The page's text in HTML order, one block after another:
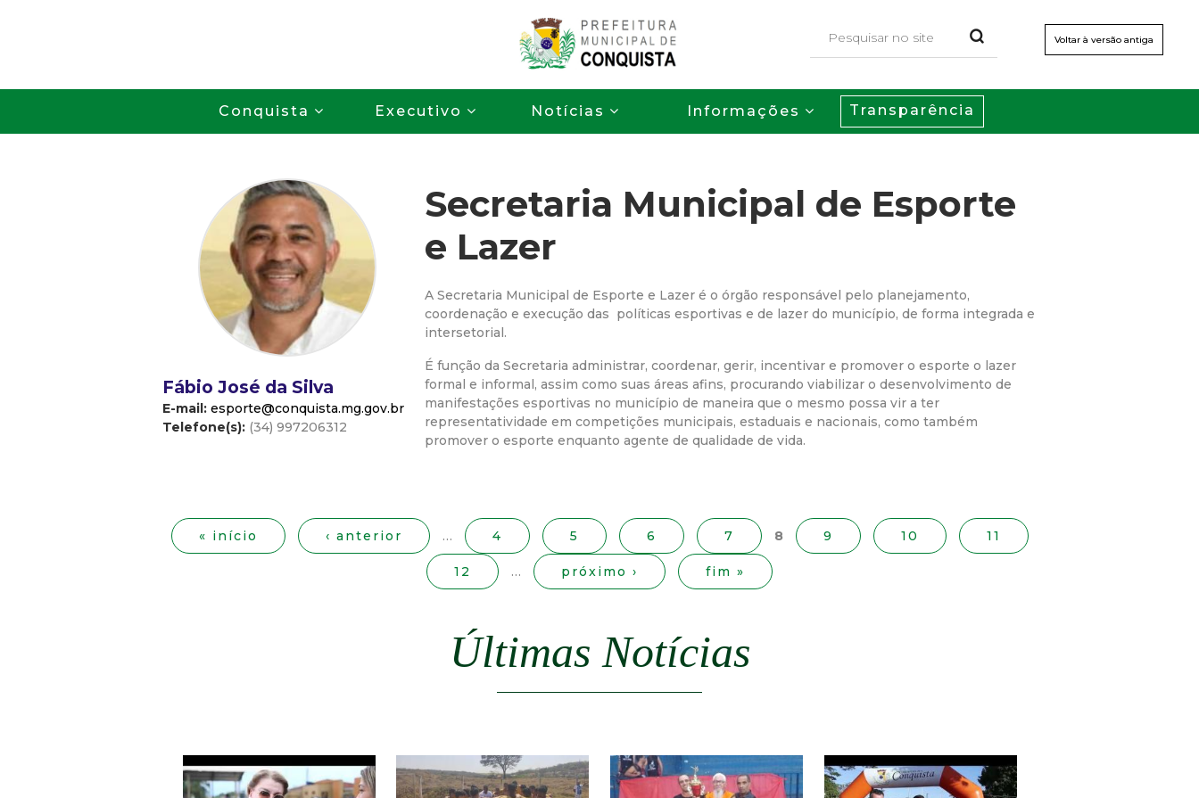
para
o
conteúdo
principal
Voltar à versão antiga
P
r
f
e
i
t
u
r
M
u
i
p
Conquista Executivo Notícias Informações Transparência
Secretaria Municipal de Esporte
e Lazer
A Secretaria Municipal de Esporte e Lazer é o órgão responsável pelo planejamento,
coordenação e execução das políticas esportivas e de lazer do município, de forma integrada e
intersetorial.
É função da Secretaria administrar, coordenar, gerir, incentivar e promover o esporte o lazer
formal e informal, assim como suas áreas afins, procurando viabilizar o desenvolvimento de
manifestações esportivas no município de maneira que o mesmo possa vir a ter
representatividade em competições municipais, estaduais e nacionais, como também
promover o esporte enquanto agente de qualidade de vida.
Fábio José da Silva
E-mail: esporte@conquista.mg.gov.br
Telefone(s): (34) 997206312
á
g
« início ‹ anterior … 4 5 6 7 8 9 10 11
12 … próximo › fim »
Últimas Notícias